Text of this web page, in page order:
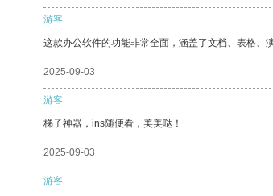
游客
这款办公软件的功能非常全面，涵盖了文档、表格、
2025-09-03
游客
梯子神器，ins随便看，美美哒！
2025-09-03
游客